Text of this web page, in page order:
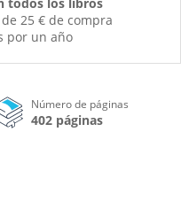
25 € de compra
por un año
Número de páginas
402 páginas